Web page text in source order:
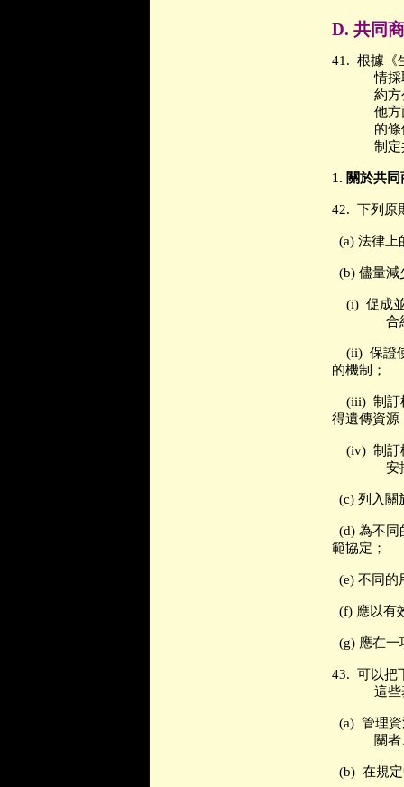
D. 共同
41. 根據《
情
約
他
的
制
1. 關於共
42. 下列原
(a) 法律上
(b) 儘量減
(i) 促成
合
(ii) 保證
的機制；
(iii) 制訂
得遺傳資源
(iv) 制訂
安
(c) 列入關
(d) 為不同
範協定；
(e) 不同的
(f) 應以有
(g) 應在一
43. 可以把
這
(a) 管理
關
(b) 在規